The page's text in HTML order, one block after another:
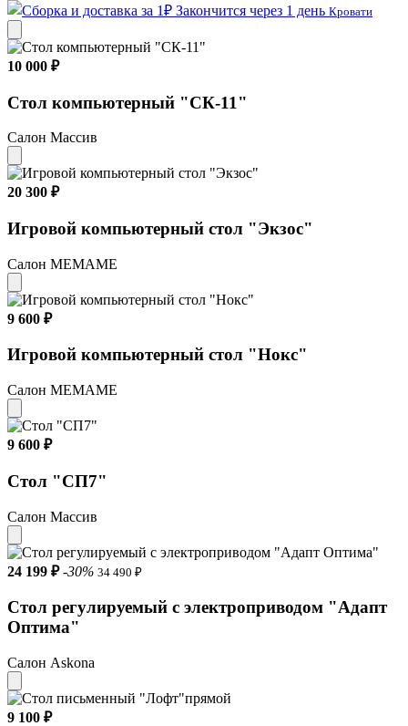
Закончится через 1 день Кровати
10 000 ₽
Стол компьютерный "СК-11"
Салон Массив
20 300 ₽
Игровой компьютерный стол "Экзос"
Салон МЕМАМЕ
9 600 ₽
Игровой компьютерный стол "Нокс"
Салон МЕМАМЕ
9 600 ₽
Стол "СП7"
Салон Массив
24 199 ₽ -30% 34 490 ₽
Стол регулируемый с электроприводом "Адапт
Оптима"
Салон Askona
9 100 ₽